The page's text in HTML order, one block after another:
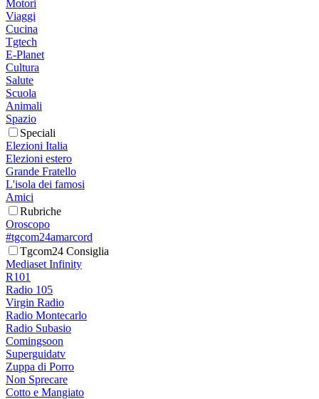
Motori
Viaggi
Cucina
Tgtech
E-Planet
Cultura
Salute
Scuola
Animali
Spazio
Speciali
Elezioni Italia
Elezioni estero
Grande Fratello
L'isola dei famosi
Amici
Rubriche
Oroscopo
#tgcom24amarcord
Tgcom24 Consiglia
Mediaset Infinity
R101
Radio 105
Virgin Radio
Radio Montecarlo
Radio Subasio
Comingsoon
Superguidatv
Zuppa di Porro
Non Sprecare
Cotto e Mangiato